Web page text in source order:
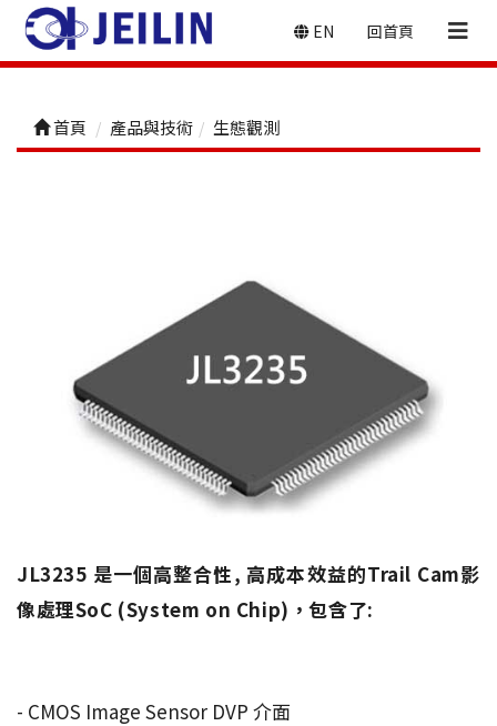
EN 回首頁
首頁 產品與技術 生態觀測
JL3235 是一個高整合性, 高成本效益的Trail Cam影
像處理SoC (System on Chip)，包含了:
- CMOS Image Sensor DVP 介面